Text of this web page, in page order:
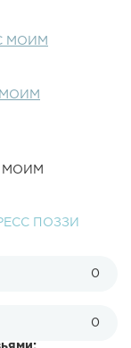
в Noob
- Моя Инста● -
МОИМ
МОИМ
МОИМ
ПОЗЗИ
0
0